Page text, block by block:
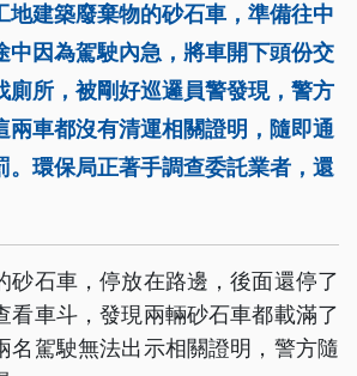
地建築廢棄物的砂石車，準備往中
中因為駕駛內急，將車開下頭份交
廁所，被剛好巡邏員警發現，警方
兩車都沒有清運相關證明，隨即通
。環保局正著手調查委託業者，還
砂石車，停放在路邊，後面還停了
看車斗，發現兩輛砂石車都載滿了
名駕駛無法出示相關證明，警方隨